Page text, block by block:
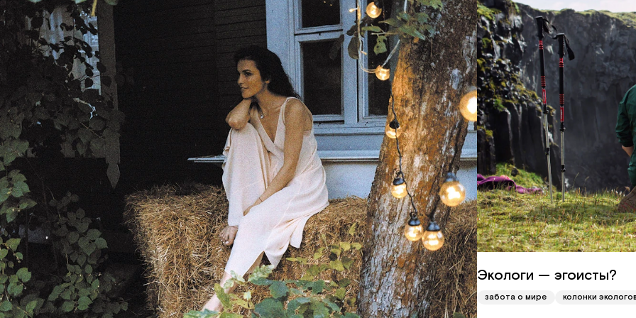
Экологи — эгоисты?
забота о мире колонки